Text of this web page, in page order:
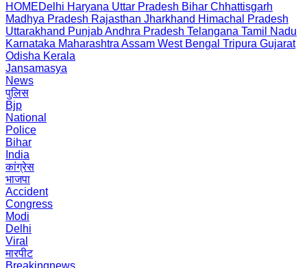
HOMEDelhi Haryana Uttar Pradesh Bihar Chhattisgarh
Madhya Pradesh Rajasthan Jharkhand Himachal Pradesh
Uttarakhand PunjabAndhra Pradesh Telangana Tamil Nadu
Karnataka Maharashtra Assam West Bengal Tripura Gujarat
Odisha Kerala
Jansamasya
News
पुलिस
Bjp
National
Police
Bihar
India
कांग्रेस
भाजपा
Accident
Congress
Modi
Delhi
Viral
मारपीट
Breakingnews